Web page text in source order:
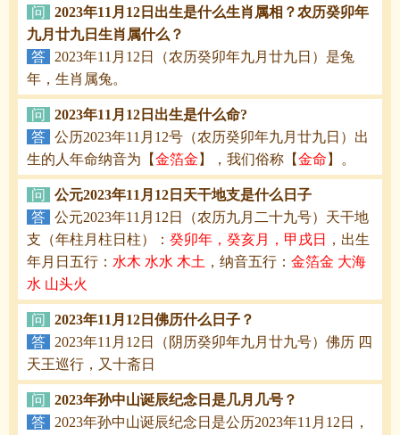
问
2023年11月12日出生是什么生肖属相？农历癸卯年
九月廿九日生肖属什么？
答
2023年11月12日（农历癸卯年九月廿九日）是兔
年，生肖属兔。
问
2023年11月12日出生是什么命?
答 公历2023年11月12号（农历癸卯年九月廿九日）出
生的人年命纳音为【金箔金 】，我们俗称【金命 】。
问
公元2023年11月12日天干地支是什么日子
答 公元2023年11月12日（农历九月二十九号）天干地
支（年柱月柱日柱）： 癸卯年，癸亥月，甲戌日
，出生
年月日五行： 水木 水水 木土 ，纳音五行： 金箔金 大海
水 山头火
问
2023年11月12日佛历什么日子？
答
2023年11月12日（阴历癸卯年九月廿九号）佛历 四
天王巡行，又十斋日
问
2023年孙中山诞辰纪念日是几月几号？
答
2023年孙中山诞辰纪念日是公历2023年11月12日，